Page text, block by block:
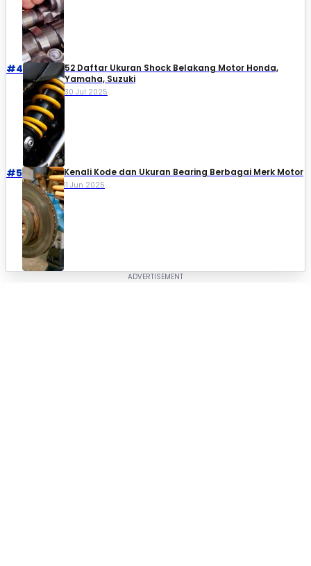
#4
52 Daftar Ukuran Shock Belakang Motor Honda,
Yamaha, Suzuki​
30 Jul 2025
#5 Kenali Kode dan Ukuran Bearing Berbagai Merk Motor
11 Jun 2025